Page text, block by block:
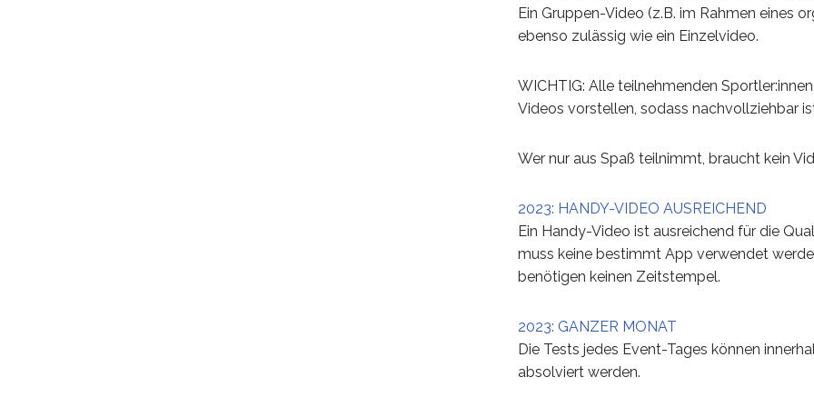
Ein Gruppen-Video (z.B. im Rahmen eines
ebenso zulässig wie ein Einzelvideo.
WICHTIG: Alle teilnehmenden
Videos vorstellen, sodass nachvollziehbar
Wer nur aus Spaß teilnimmt, braucht kein
2023: HANDY-VIDEO AUSREICHEND
Ein Handy-Video ist ausreichend für die
muss keine bestimmt App verwendet
benötigen keinen Zeitstempel.
2023: GANZER MONAT
Die Tests jedes Event-Tages können
absolviert werden.